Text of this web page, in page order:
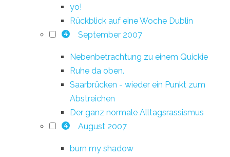
yo!
Rückblick auf eine Woche Dublin
4 September 2007
Nebenbetrachtung zu einem Quickie
Ruhe da oben.
Saarbrücken - wieder ein Punkt zum
Abstreichen
Der ganz normale Alltagsrassismus
4 August 2007
burn my shadow